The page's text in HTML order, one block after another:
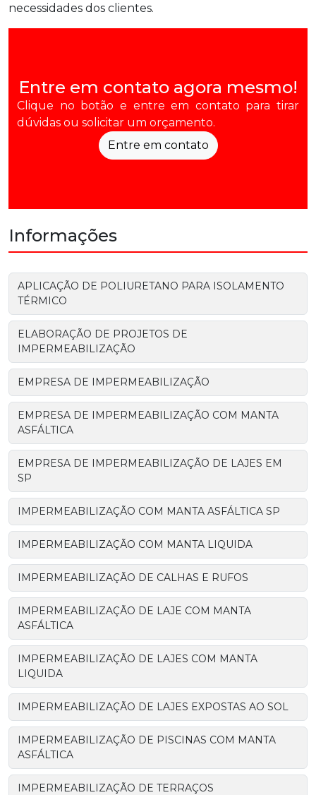
necessidades dos clientes.
Entre em contato agora mesmo!
Clique no botão e entre em contato para tirar
dúvidas ou solicitar um orçamento.
Entre em contato
Informações
APLICAÇÃO DE POLIURETANO PARA ISOLAMENTO
TÉRMICO
ELABORAÇÃO DE PROJETOS DE
IMPERMEABILIZAÇÃO
EMPRESA DE IMPERMEABILIZAÇÃO
EMPRESA DE IMPERMEABILIZAÇÃO COM MANTA
ASFÁLTICA
EMPRESA DE IMPERMEABILIZAÇÃO DE LAJES EM
SP
IMPERMEABILIZAÇÃO COM MANTA ASFÁLTICA SP
IMPERMEABILIZAÇÃO COM MANTA LIQUIDA
IMPERMEABILIZAÇÃO DE CALHAS E RUFOS
IMPERMEABILIZAÇÃO DE LAJE COM MANTA
ASFÁLTICA
IMPERMEABILIZAÇÃO DE LAJES COM MANTA
LIQUIDA
IMPERMEABILIZAÇÃO DE LAJES EXPOSTAS AO SOL
IMPERMEABILIZAÇÃO DE PISCINAS COM MANTA
ASFÁLTICA
IMPERMEABILIZAÇÃO DE TERRAÇOS